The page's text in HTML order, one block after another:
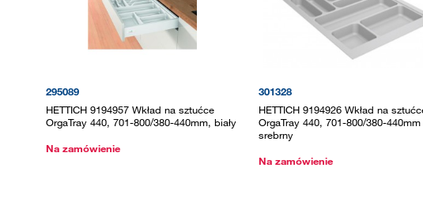
295089
HETTICH 9194957 Wkład na sztućce
OrgaTray 440, 701-800/380-440mm, biały
Na zamówienie
301328
HETTICH 9194926 Wkład na
OrgaTray 440, 701-800/380-440mm
srebrny
Na zamówienie